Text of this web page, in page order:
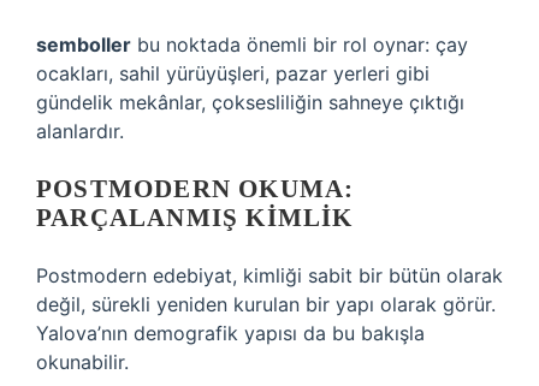
semboller bu noktada önemli bir rol oynar: çay
ocakları, sahil yürüyüşleri, pazar yerleri gibi
gündelik mekânlar, çoksesliliğin sahneye çıktığı
alanlardır.
POSTMODERN OKUMA:
PARÇALANMIŞ KIMLIK
Postmodern edebiyat, kimliği sabit bir bütün olarak
değil, sürekli yeniden kurulan bir yapı olarak görür.
Yalova’nın demografik yapısı da bu bakışla
okunabilir.